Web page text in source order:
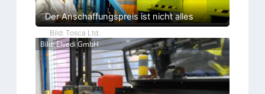
Der Anschaffungspreis ist nicht alles
Bild: Tosca Ltd.
Bild: Elvedi GmbH